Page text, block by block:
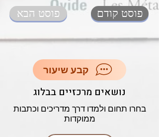
פוסט הבא פוסט קודם
קבע שיעור
נושאים מרכזיים בבלוג
בחרו תחום ולמדו דרך מדריכים וכתבות
ממוקדות